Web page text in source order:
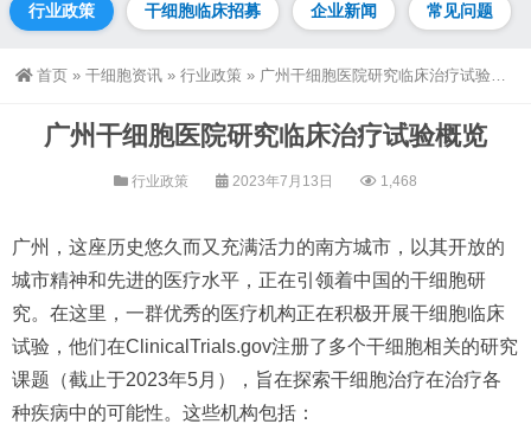
行业政策 干细胞临床招募 企业新闻 常见问题
首页 » 干细胞资讯 » 行业政策 » 广州干细胞医院研究临床治疗试验概览
广州干细胞医院研究临床治疗试验概览
行业政策 2023年7月13日 1,468
广州，这座历史悠久而又充满活力的南方城市，以其开放的
城市精神和先进的医疗水平，正在引领着中国的干细胞研
究。在这里，一群优秀的医疗机构正在积极开展干细胞临床
试验，他们在ClinicalTrials.gov注册了多个干细胞相关的研究
课题（截止于2023年5月），旨在探索干细胞治疗在治疗各
种疾病中的可能性。这些机构包括：